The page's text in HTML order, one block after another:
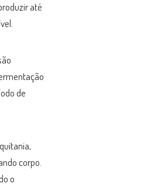
até
de
corpo.
o